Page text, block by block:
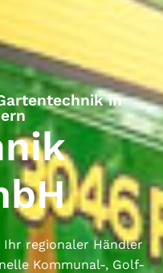
in
Ihr regionaler Händler
Kommunal-, Golf-